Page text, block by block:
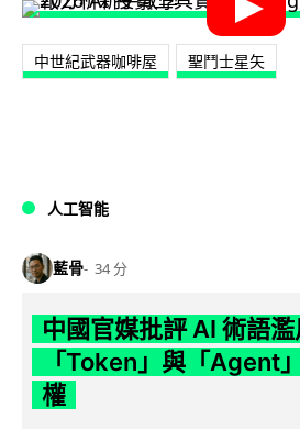
中世紀武器咖啡屋 聖鬥士星矢
人工智能
藍骨 34 分
中國官媒批評 AI 術語
「Token」與「Agent
權